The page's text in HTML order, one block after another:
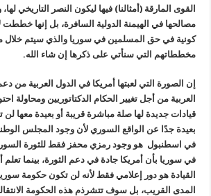
القوى المارقة (أمثالنا) فيها ليكون النصر التاريخي
مصالحها في الهيمنة الدولية السافرة، بل إنها خططت
كونية في حق المسلمين في سوريا والذي سيتم خلال
مخططاتهم التي سنأتي على ذكرها إن شاء الله.
إن الصورة التي لعبتها أمريكا في الدول العربية من
العربية من أجل تغيير الحكام الدكتاتوريين ومحاولة
قيادات جديدة لها صلة مباشرة قريبة أو بعيدة معها
بعيدة جدًا عن الواقع السوري لأن وجود المجلس
في اسطنبول هو وجود رمزي محفز فقط للثورة
في سوريا بأن أمريكا جادة في دعم الثورة، بينما تعلم
القيادة هو دور إعلامي فقط لأنه لن تكون حكومة
المدى القريب، بل سوف تتشرذم هذه الحكومة